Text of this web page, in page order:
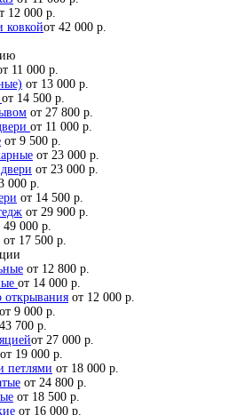
12 000 р.
ковкойот 42 000 р.
11 000 р.
от 13 000 р.
от 14 500 р.
от 27 800 р.
от 11 000 р.
от 9 500 р.
от 23 000 р.
от 23 000 р.
000 р.
от 14 500 р.
от 29 900 р.
49 000 р.
от 17 500 р.
от 12 800 р.
от 14 000 р.
открывания от 12 000 р.
от 9 000 р.
700 р.
от 27 000 р.
от 19 000 р.
петлями от 18 000 р.
от 24 800 р.
от 18 500 р.
от 16 000 р.